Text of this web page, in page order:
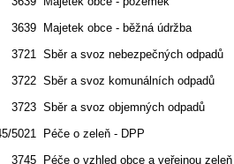
3639
Majetek obce - běžná údržba
3721 Sběr a svoz nebezpečných odpadů
3722 Sběr a svoz komunálních odpadů
3723 Sběr a svoz objemných odpadů
5021
Péče o zeleň - DPP
3745
Péče o vzhled obce a veřejnou zeleň